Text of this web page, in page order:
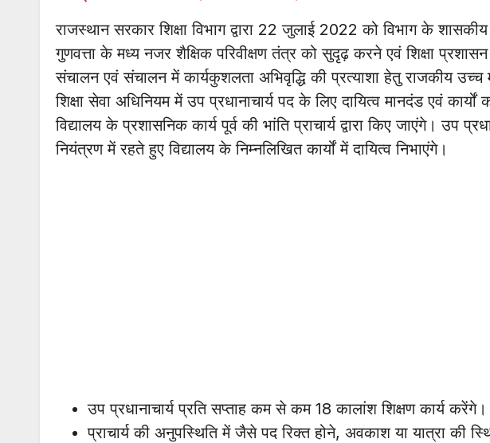
राजस्थान सरकार शिक्षा विभाग द्वारा 22 जुलाई 2022 को विभाग के
गुणवत्ता के मध्य नजर शैक्षिक परिवीक्षण तंत्र को सुदृढ़ करने एवं शिक्षा
संचालन एवं संचालन में कार्यकुशलता अभिवृद्धि की प्रत्याशा हेतु राजकीय उच्च
शिक्षा सेवा अधिनियम में उप प्रधानाचार्य पद के लिए दायित्व मानदंड एवं कार्यों
विद्यालय के प्रशासनिक कार्य पूर्व की भांति प्राचार्य द्वारा किए जाएंगे। उप
नियंत्रण में रहते हुए विद्यालय के निम्नलिखित कार्यों में दायित्व निभाएंगे।
उप प्रधानाचार्य प्रति सप्ताह कम से कम 18 कालांश शिक्षण कार्य करेंगे।
प्राचार्य की अनुपस्थिति में जैसे पद रिक्त होने, अवकाश या यात्रा की